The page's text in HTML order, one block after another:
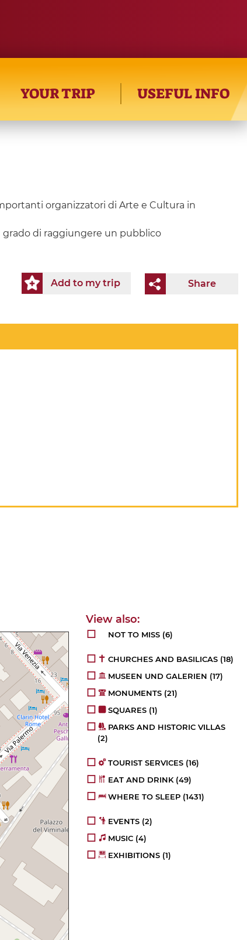
YOUR TRIP USEFUL INFO
organizzatori di Arte e Cultura in
grado di raggiungere un pubblico
Share
Add to my trip
NOT TO MISS (6)
CHURCHES AND BASILICAS (18)
MUSEEN UND GALERIEN (17)
MONUMENTS (21)
SQUARES (1)
PARKS AND HISTORIC VILLAS
(2)
TOURIST SERVICES (16)
EAT AND DRINK(49)
WHERE TO SLEEP (1431)
EVENTS (2)
MUSIC (4)
EXHIBITIONS (1)